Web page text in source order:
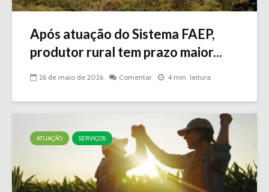
Após atuação do Sistema FAEP,
produtor rural tem prazo maior...
26 de maio de 2026 Comentar 4 min. leitura
ATUAÇÃO SERVIÇOS